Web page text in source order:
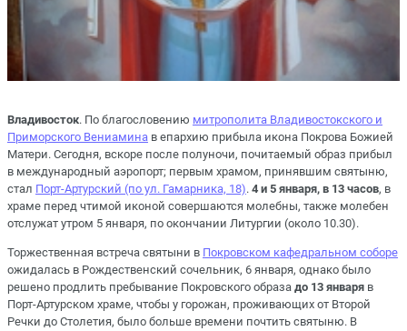
Владивосток. По благословению митрополита Владивостокского и
Приморского Вениамина в епархию прибыла икона Покрова Божией
Матери. Сегодня, вскоре после полуночи, почитаемый образ прибыл
в международный аэропорт; первым храмом, принявшим святыню,
стал Порт-Артурский (по ул. Гамарника, 18). 4 и 5 января, в 13 часов, в
храме перед чтимой иконой совершаются молебны, также молебен
отслужат утром 5 января, по окончании Литургии (около 10.30).
Торжественная встреча святыни в Покровском кафедральном соборе
ожидалась в Рождественский сочельник, 6 января, однако было
решено продлить пребывание Покровского образа до 13 января в
Порт-Артурском храме, чтобы у горожан, проживающих от Второй
Речки до Столетия, было больше времени почтить святыню. В